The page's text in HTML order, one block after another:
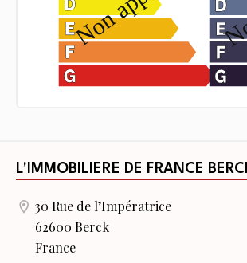
L'IMMOBILIERE DE FRANCE
30 Rue de l’Impératrice
62600 Berck
France